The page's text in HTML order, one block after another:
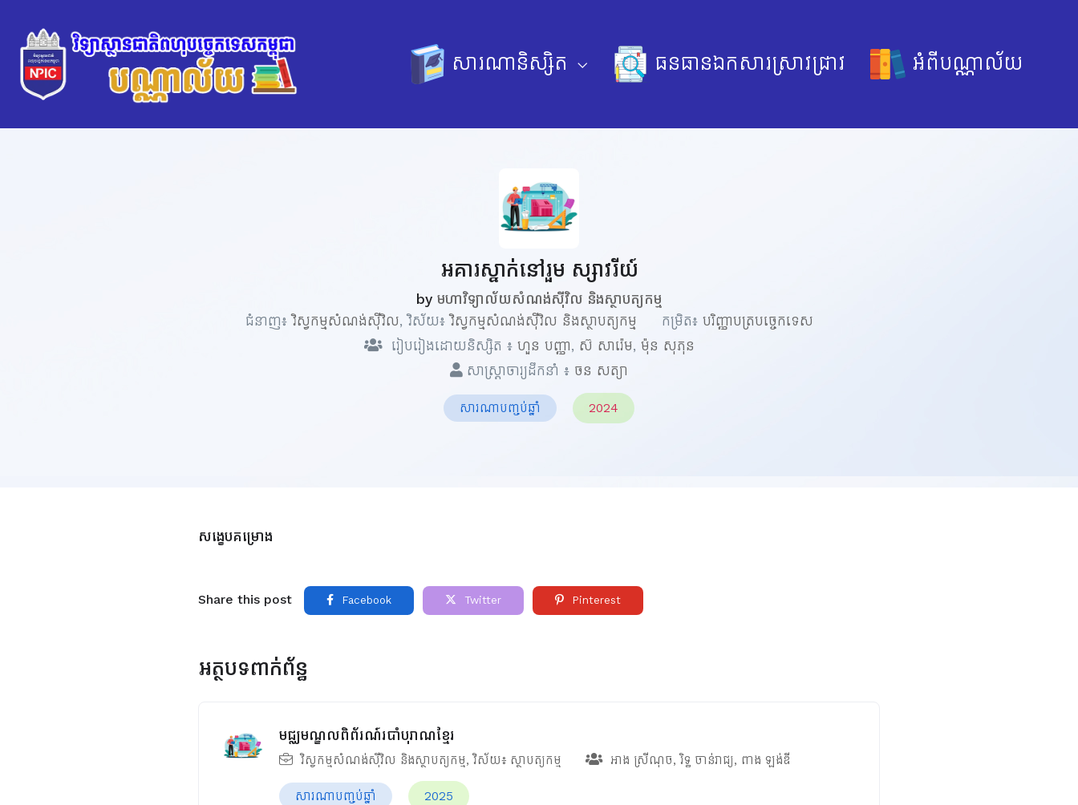
សារណានិស្សិត ធនធានឯកសារស្រាវជ្រាវ អំពីបណ្ណាល័យ
អគារស្នាក់នៅរួម ស្សាវរីយ៍
by មហាវិទ្យាល័យសំណង់ស៊ីវិល និងស្ថាបត្យកម្ម
ជំនាញ៖វិស្វកម្មសំណង់ស៊ីវិល, វិស័យ៖វិស្វកម្មសំណង់ស៊ីវិល និងស្ថាបត្យកម្ម កម្រិត៖ បរិញ្ញាបត្របច្ចេកទេស
រៀបរៀងដោយនិស្សិត ៖ ហួន បញ្ញា, ស៊ សារ៉េម, ម៉ុន សុភុន
សាស្ត្រាចារ្យដឹកនាំ ៖ ចន​ សត្យា
សារណាបញ្ចប់ឆ្នាំ 2024
សង្ខេបគម្រោង
Share this post Facebook Twitter Pinterest
អត្ថបទពាក់ព័ន្ធ
មជ្ឈមណ្ឌលពិព័រណ៍របាំបុរាណខ្មែរ
វិស្វកម្មសំណង់ស៊ីវិល និងស្ថាបត្យកម្ម, វិស័យ៖ ស្ថាបត្យកម្ម អាង ស្រីណុច,រិទ្ធ ចាន់រាជ្យ, ពាង ឡង់ឌី
សារណាបញ្ចប់ឆ្នាំ 2025